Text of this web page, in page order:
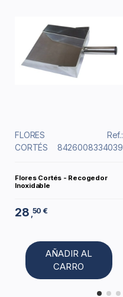
FLORES
CORTÉS
Ref.:
8426008334039
Flores Cortés - Recogedor
Inoxidable
28 ,50 €
AÑADIR AL
CARRO